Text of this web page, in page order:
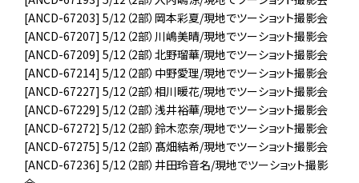
[ANCD-67203] 5/12（2部）岡本彩夏/現地でツーショット撮影会
[ANCD-67207] 5/12（2部）川嶋美晴/現地でツーショット撮影会
[ANCD-67209] 5/12（2部）北野瑠華/現地でツーショット撮影会
[ANCD-67214] 5/12（2部）中野愛理/現地でツーショット撮影会
[ANCD-67227] 5/12（2部）相川暖花/現地でツーショット撮影会
[ANCD-67229] 5/12（2部）浅井裕華/現地でツーショット撮影会
[ANCD-67272] 5/12（2部）鈴木恋奈/現地でツーショット撮影会
[ANCD-67275] 5/12（2部）髙畑結希/現地でツーショット撮影会
[ANCD-67236] 5/12（2部）井田玲音名/現地でツーショット撮影